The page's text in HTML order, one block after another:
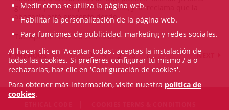
gratuita para este procedimiento, y se reclama que la
abogacía esté presente desde ...
Tue Apr 14 17:37:26 CEST 2026
PREVIOUS 3 4 5 6 7 NEXT
Medir cómo se utiliza la página web.
Habilitar la personalización de la página web.
Para funciones de publicidad, marketing y redes sociales.
Al hacer clic en 'Aceptar todas', aceptas la instalación de
todas las cookies. Si prefieres configurar tú mismo / a o
rechazarlas, haz clic en 'Configuración de cookies'.
Para obtener más información, visite nuestra política de
cookies.